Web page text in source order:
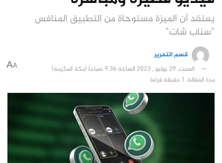
يعتقد أن الميزة مستوحاة من التطبيق المنافس
"سناب شات"
قسم التحرير
السبت, 29 يوليو , 2023 الساعة 9:36 صباحًا (مكة المكرمة)
مدة المقالة: 1 دقيقة قراءة
A
A